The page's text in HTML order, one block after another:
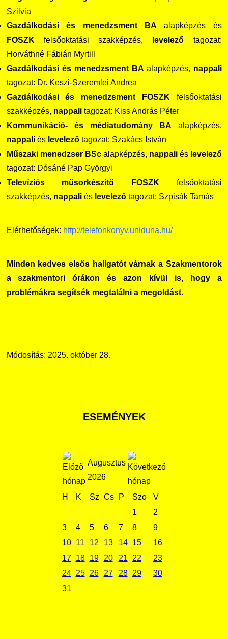
Szilvia
Gazdálkodási és menedzsment BA alapképzés és
FOSZK felsőoktatási szakképzés, levelező tagozat:
Horváthné Fábián Myrtill
Gazdálkodási és menedzsment BA alapképzés, nappali
tagozat: Dr. Keszi-Szeremlei Andrea
Gazdálkodási és menedzsment FOSZK felsőoktatási
szakképzés, nappalitagozat: Kiss András Péter
Kommunikáció- és médiatudomány BA alapképzés,
nappaliés levelezőtagozat: Szakács István
Műszaki menedzser BSc alapképzés, nappaliés levelező
tagozat: Dósáné Pap Györgyi
Televíziós műsorkészítő FOSZK felsőoktatási
szakképzés, nappaliés levelezőtagozat: Szpisák Tamás
Elérhetőségek: http://telefonkonyv.uniduna.hu/
Minden kedves elsős hallgatót várnak a Szakmentorok
a szakmentori órákon és azon kívül is, hogy a
problémákra segítsék megtalálni a megoldást.
Módosítás: 2025. október 28.
ESEMÉNYEK
Augusztus
2026
H K Sz Cs P Szo
V
1
2
3
4 5 6 7 8
9
10
11 12 13 14 15
16
17
18 19 20 21 22
23
24
25 26 27 28 29
30
31